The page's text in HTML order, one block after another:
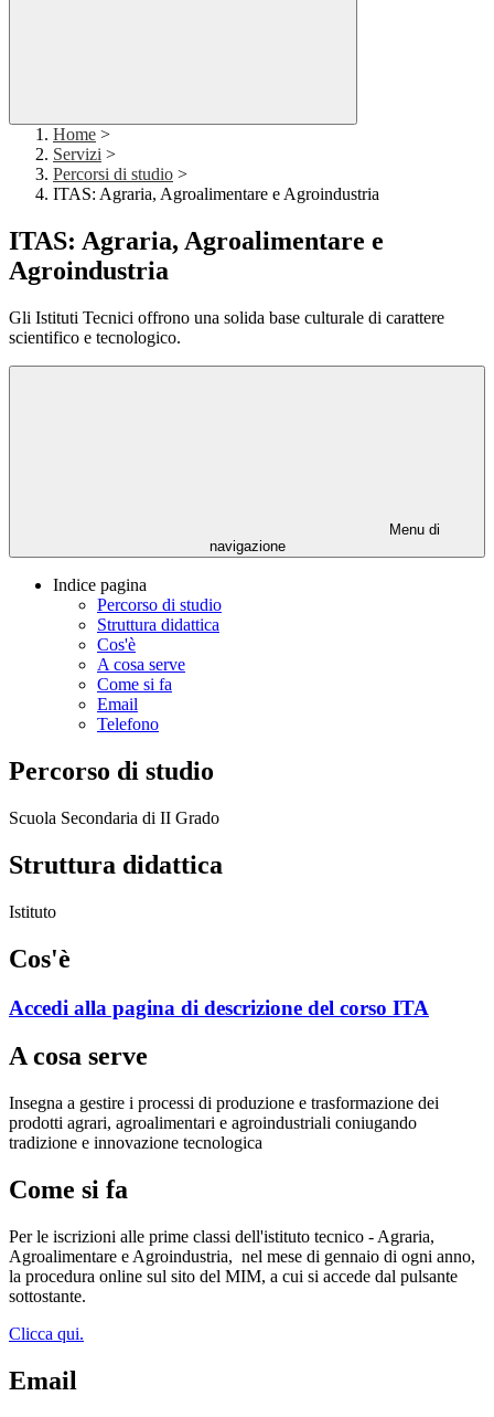
Home >
Servizi >
Percorsi di studio >
ITAS: Agraria, Agroalimentare e Agroindustria
ITAS: Agraria, Agroalimentare e
Agroindustria
Gli Istituti Tecnici offrono una solida base culturale di carattere
scientifico e tecnologico.
Menu di
navigazione
Indice pagina
Percorso di studio
Struttura didattica
Cos'è
A cosa serve
Come si fa
Email
Telefono
Percorso di studio
Scuola Secondaria di II Grado
Struttura didattica
Istituto
Cos'è
Accedi alla pagina di descrizione del corso ITA
A cosa serve
Insegna a gestire i processi di produzione e trasformazione dei
prodotti agrari, agroalimentari e agroindustriali coniugando
tradizione e innovazione tecnologica
Come si fa
Per le iscrizioni alle prime classi dell'istituto tecnico - Agraria,
Agroalimentare e Agroindustria, nel mese di gennaio di ogni anno,
la procedura online sul sito del MIM, a cui si accede dal pulsante
sottostante.
Clicca qui.
Email